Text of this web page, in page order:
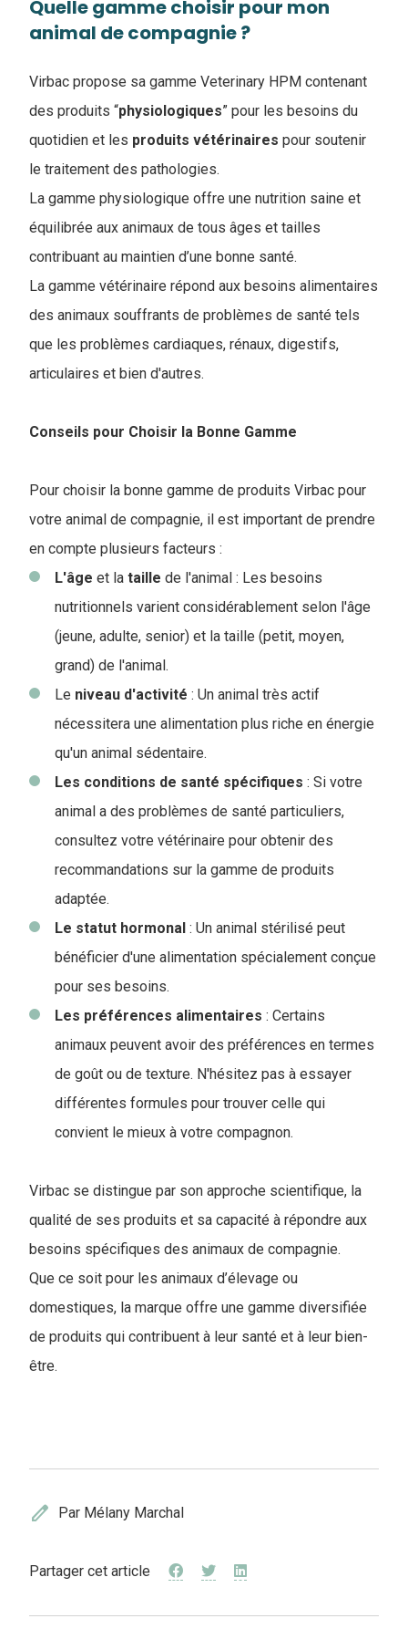
Quelle gamme choisir pour mon
animal de compagnie ?
Virbac propose sa gamme Veterinary HPM contenant
des produits “physiologiques” pour les besoins du
quotidien et les produits vétérinaires pour soutenir
le traitement des pathologies.
La gamme physiologique offre une nutrition saine et
équilibrée aux animaux de tous âges et tailles
contribuant au maintien d’une bonne santé.
La gamme vétérinaire répond aux besoins alimentaires
des animaux souffrants de problèmes de santé tels
que les problèmes cardiaques, rénaux, digestifs,
articulaires et bien d'autres.
Conseils pour Choisir la Bonne Gamme
Pour choisir la bonne gamme de produits Virbac pour
votre animal de compagnie, il est important de prendre
en compte plusieurs facteurs :
L'âge et la taille de l'animal : Les besoins
nutritionnels varient considérablement selon l'âge
(jeune, adulte, senior) et la taille (petit, moyen,
grand) de l'animal.
Le niveau d'activité : Un animal très actif
nécessitera une alimentation plus riche en énergie
qu'un animal sédentaire.
Les conditions de santé spécifiques : Si votre
animal a des problèmes de santé particuliers,
consultez votre vétérinaire pour obtenir des
recommandations sur la gamme de produits
adaptée.
Le statut hormonal : Un animal stérilisé peut
bénéficier d'une alimentation spécialement conçue
pour ses besoins.
Les préférences alimentaires : Certains
animaux peuvent avoir des préférences en termes
de goût ou de texture. N'hésitez pas à essayer
différentes formules pour trouver celle qui
convient le mieux à votre compagnon.
Virbac se distingue par son approche scientifique, la
qualité de ses produits et sa capacité à répondre aux
besoins spécifiques des animaux de compagnie.
Que ce soit pour les animaux d’élevage ou
domestiques, la marque offre une gamme diversifiée
de produits qui contribuent à leur santé et à leur bien-
être.
edit Par Mélany Marchal
Partager cet article